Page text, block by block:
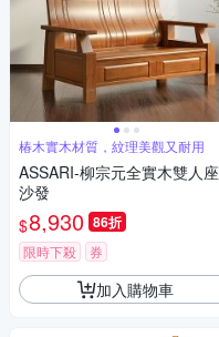
椿木實木材質，紋理美觀又耐用
ASSARI-柳宗元全實木雙人座
沙發
$8,930 86折
限時下殺 券
加入購物車